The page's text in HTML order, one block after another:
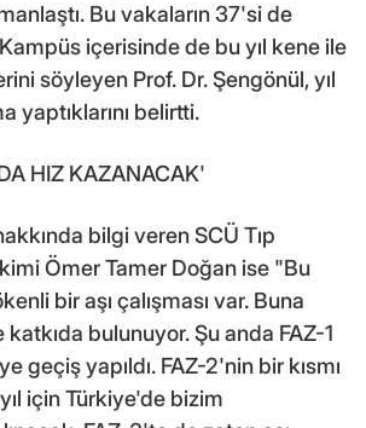
Bu vakaların 37'si de
içerisinde de bu yıl kene ile
söyleyen Prof. Dr. Şengönül, yıl
yaptıklarını belirtti.
HIZ KAZANACAK'
bilgi veren SCÜ Tıp
Ömer Tamer Doğan ise "Bu
bir aşı çalışması var. Buna
bulunuyor. Şu anda FAZ-1
geçiş yapıldı. FAZ-2'nin bir kısmı
için Türkiye'de bizim